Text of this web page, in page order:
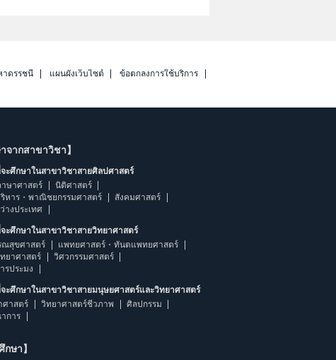
าดรรชนี แผนผังเว็บไซต์
ข้อตกลงการใช้บริการ
จากสาขาวิชา】
ะศึกษาในสาขาวิชาสายศิลปศาสตร์
ษาศาสตร์
นิติศาสตร์
หาร・พาณิชยกรรมศาสตร์
สังคมศาสตร์
างประเทศ
ะศึกษาในสาขาวิชาสายวิทยาศาสตร์
ณสุขศาสตร์
แพทยศาสตร์・ทันตแพทยศาสตร์
ยาศาสตร์
วิศวกรรมศาสตร์
รประมง
ะศึกษาในสาขาวิชาสายมนุษยศาสตร์และวิทยาศาสตร์
ศาสตร์
วิทยาศาสตร์ชีวภาพ
ศิลปกรรม
การ
ษา】